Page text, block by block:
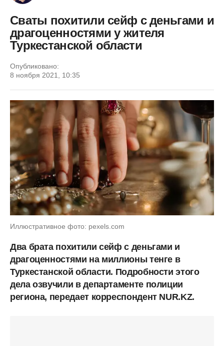
Сваты похитили сейф с деньгами и
драгоценностями у жителя
Туркестанской области
Опубликовано:
8 ноября 2021, 10:35
Иллюстративное фото: pexels.com
Два брата похитили сейф с деньгами и
драгоценностями на миллионы тенге в
Туркестанской области. Подробности этого
дела озвучили в департаменте полиции
региона, передает корреспондент NUR.KZ.